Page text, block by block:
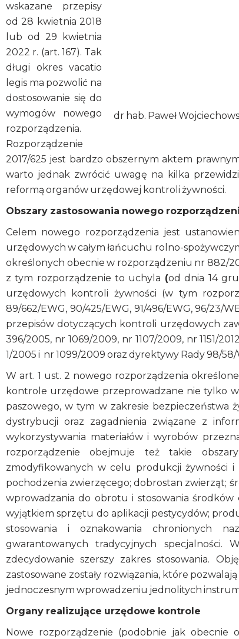
dr hab. Paweł
wskazane przepisy
od 28 kwietnia 2018
lub od 29 kwietnia
2022 r. (art. 167). Tak
długi okres vacatio
legis ma pozwolić na
dostosowanie się do
wymogów nowego
rozporządzenia.
Rozporządzenie
2017/625 jest bardzo obszernym aktem
warto jednak zwrócić uwagę na kilka
reformą organów urzędowej kontroli żywności.
Obszary zastosowania nowego
Celem nowego rozporządzenia jest
urzędowych w całym łańcuchu rolno-
określonych obecnie w rozporządzeniu nr 882/
z tym rozporządzenie to uchyla (od dnia 14
urzędowych kontroli żywności (w tym
89/662/EWG, 90/425/EWG, 91/496/EWG, 96/23/
przepisów dotyczących kontroli urzędowych
396/2005, nr 1069/2009, nr 1107/2009, nr 1151/
1/2005 i nr 1099/2009 oraz dyrektywy Rady 98/
W art. 1 ust. 2 nowego rozporządzenia
kontrole urzędowe przeprowadzane nie tylko
paszowego, w tym w zakresie bezpieczeństwa
dystrybucji oraz zagadnienia związane z
wykorzystywania materiałów i wyrobów
rozporządzenie obejmuje też takie
zmodyfikowanych w celu produkcji żywności
pochodzenia zwierzęcego; dobrostan zwierząt;
wprowadzania do obrotu i stosowania
wyjątkiem sprzętu do aplikacji pestycydów;
stosowania i oznakowania chronionych
gwarantowanych tradycyjnych
zdecydowanie szerszy zakres stosowania.
zastosowane zostały rozwiązania, które
jednoczesnym wprowadzeniu jednolitych
Organy realizujące urzędowe kontrole
Nowe rozporządzenie (podobnie jak obecnie